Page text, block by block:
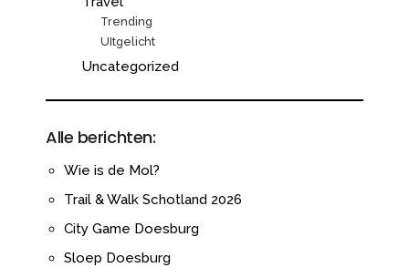
Trending
UItgelicht
Uncategorized
Alle berichten:
Wie is de Mol?
Trail & Walk Schotland 2026
City Game Doesburg
Sloep Doesburg